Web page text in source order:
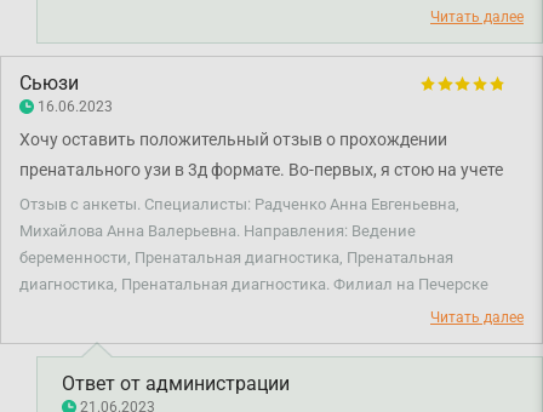
задоволені візитами у клініку. Бажаємо міцного здоров'я
та всього найкращого!
Читать далее
Сьюзи
16.06.2023
Хочу оставить положительный отзыв о прохождении
пренатального узи в 3д формате. Во-первых, я стою на учете
беременности в Смарте и невероятно довольна заботой и
компетентностью врачей. Все быстро, удобно, нет очередей,
все о тебе максимально заботятся! (Наблюдаюсь на
Черниговском филиале у врача Михайловой Анны
Валерьевны) Во-вторых, врач УЗИ Радченко Анна Евгеньевна
квалифицированная и очень приятная. На последнем визите
делала у нее исследование в ЗД формате. Это что-то
Отзыв с анкеты. Специалисты: Радченко Анна Евгеньевна,
Михайлова Анна Валерьевна. Направления: Ведение
беременности, Пренатальная диагностика, Пренатальная
диагностика, Пренатальная диагностика. Филиал на Печерске
Читать далее
Ответ от администрации
21.06.2023